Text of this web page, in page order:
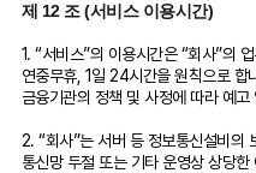
제 12 조 (서비스 이용시간)
1. “서비스”의 이용시간은 “회사”의
연중무휴, 1일 24시간을 원칙으로 합
금융기관의 정책 및 사정에 따라 예
2. “회사”는 서버 등 정보통신설비의
통신망 두절 또는 기타 운영상 상당